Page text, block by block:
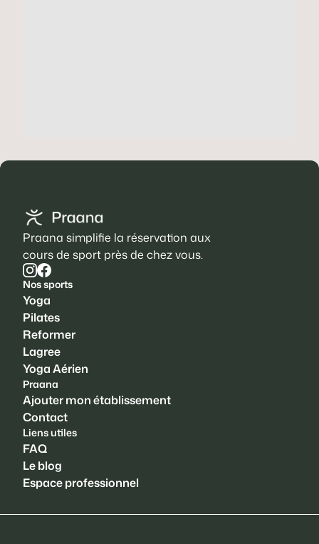
Praana simplifie la réservation aux
cours de sport près de chez vous.
Nos sports
Yoga
Pilates
Reformer
Lagree
Yoga Aérien
Praana
Ajouter mon établissement
Contact
Liens utiles
FAQ
Le blog
Espace professionnel